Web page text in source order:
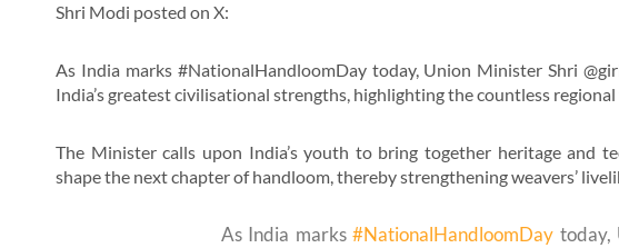
Shri Modi posted on X:
As India marks #NationalHandloomDay today, Union Minister Shri
India’s greatest civilisational strengths, highlighting the countless
The Minister calls upon India’s youth to bring together heritage and
shape the next chapter of handloom, thereby strengthening weavers’
As India marks#NationalHandloomDay today,